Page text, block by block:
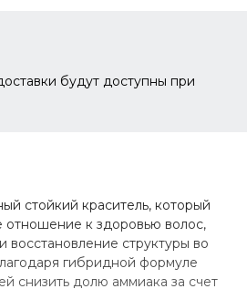
будут доступны при
стойкий краситель, который
отношение к здоровью волос,
восстановление структуры во
гибридной формуле
снизить долю аммиака за счет